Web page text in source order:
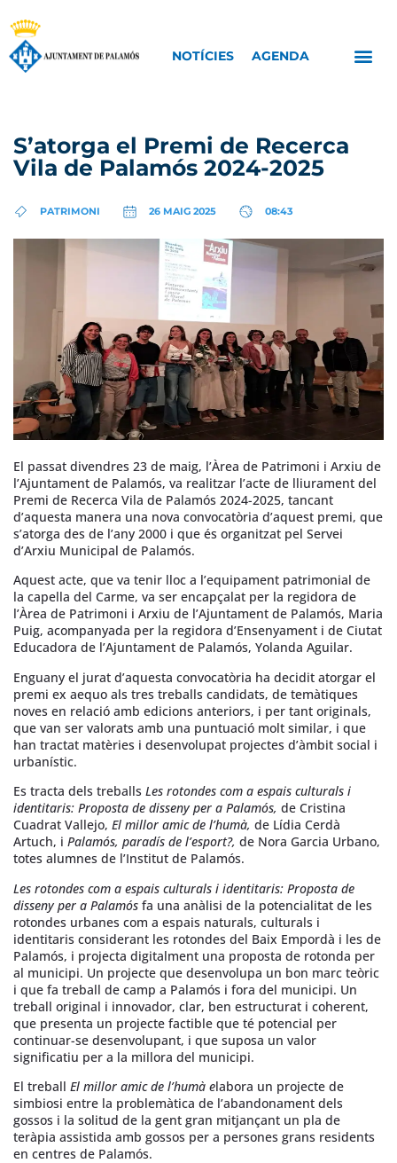
NOTÍCIES AGENDA
S’atorga el Premi de Recerca
Vila de Palamós 2024-2025
PATRIMONI 26 MAIG 2025 08:43
El passat divendres 23 de maig, l’Àrea de Patrimoni i Arxiu de
l’Ajuntament de Palamós, va realitzar l’acte de lliurament del
Premi de Recerca Vila de Palamós 2024-2025, tancant
d’aquesta manera una nova convocatòria d’aquest premi, que
s’atorga des de l’any 2000 i que és organitzat pel Servei
d’Arxiu Municipal de Palamós.
Aquest acte, que va tenir lloc a l’equipament patrimonial de
la capella del Carme, va ser encapçalat per la regidora de
l’Àrea de Patrimoni i Arxiu de l’Ajuntament de Palamós, Maria
Puig, acompanyada per la regidora d’Ensenyament i de Ciutat
Educadora de l’Ajuntament de Palamós, Yolanda Aguilar.
Enguany el jurat d’aquesta convocatòria ha decidit atorgar el
premi ex aequo als tres treballs candidats, de temàtiques
noves en relació amb edicions anteriors, i per tant originals,
que van ser valorats amb una puntuació molt similar, i que
han tractat matèries i desenvolupat projectes d’àmbit social i
urbanístic.
Es tracta dels treballs Les rotondes com a espais culturals i
identitaris: Proposta de disseny per a Palamós, de Cristina
Cuadrat Vallejo, El millor amic de l’humà, de Lídia Cerdà
Artuch, i Palamós, paradís de l’esport?, de Nora Garcia Urbano,
totes alumnes de l’Institut de Palamós.
Les rotondes com a espais culturals i identitaris: Proposta de
disseny per a Palamós fa una anàlisi de la potencialitat de les
rotondes urbanes com a espais naturals, culturals i
identitaris considerant les rotondes del Baix Empordà i les de
Palamós, i projecta digitalment una proposta de rotonda per
al municipi. Un projecte que desenvolupa un bon marc teòric
i que fa treball de camp a Palamós i fora del municipi. Un
treball original i innovador, clar, ben estructurat i coherent,
que presenta un projecte factible que té potencial per
continuar-se desenvolupant, i que suposa un valor
significatiu per a la millora del municipi.
El treball El millor amic de l’humà elabora un projecte de
simbiosi entre la problemàtica de l’abandonament dels
gossos i la solitud de la gent gran mitjançant un pla de
teràpia assistida amb gossos per a persones grans residents
en centres de Palamós.